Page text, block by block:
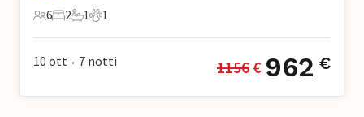
6 Ospiti
6
2 Camere da letto
2
1 Bagno
1
1 Animale domestico
1
10 ott • 7 notti 1156 € 962 €